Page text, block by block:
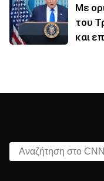
Με
του
και
Αναζήτηση στο CNN.gr